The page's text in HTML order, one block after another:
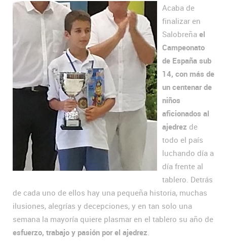
Acaba de
finalizar en
Salobreña el
Campeonato
de España sub
14, con más de
un centenar de
niños
aficionados al
ajedrez de
todo el país
luchando día a
día frente al
tablero. Detrás
de cada uno de ellos hay una pequeña historia, muchas
ilusiones, alegrías y decepciones, y en tan solo una
semana la mayoría quiere plasmar en el tablero su año de
esfuerzo, trabajo y pasión por el ajedrez.